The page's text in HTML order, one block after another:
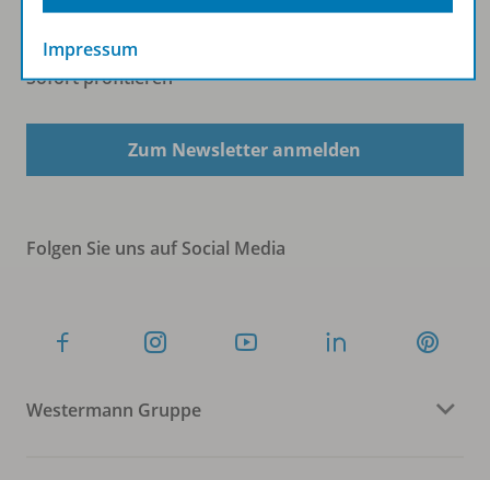
Sofort profitieren
Zum Newsletter anmelden
Folgen Sie uns auf Social Media
Westermann Gruppe
Impressum